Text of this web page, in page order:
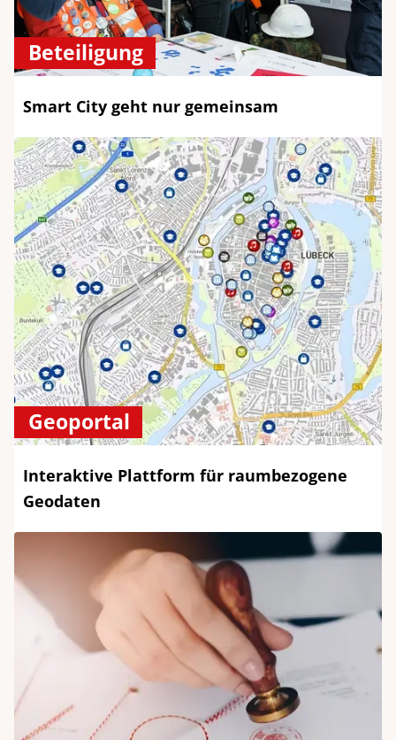
Beteiligung
Smart City geht nur gemeinsam
Geoportal
Interaktive Plattform für raumbezogene
Geodaten